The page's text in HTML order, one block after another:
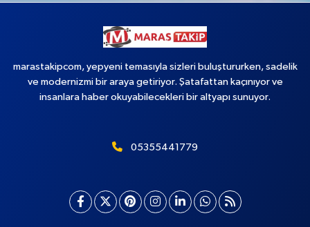
marastakipcom, yepyeni temasıyla sizleri buluştururken, sadelik
ve modernizmi bir araya getiriyor. Şatafattan kaçınıyor ve
insanlara haber okuyabilecekleri bir altyapı sunuyor.
05355441779